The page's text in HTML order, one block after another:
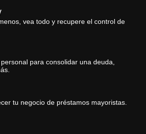
vea todo y recupere el control de
para consolidar una deuda,
tu negocio de préstamos mayoristas.